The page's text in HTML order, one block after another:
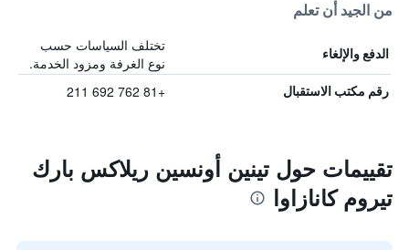
من الجيد أن تعلم
الدفع والإلغاء
تختلف السياسات حسب
نوع الغرفة ومزود الخدمة.
رقم مكتب الاستقبال +81 762 692 211
تقييمات حول تينين أونسين ريلاكس بارك
تيروم كانازاوا